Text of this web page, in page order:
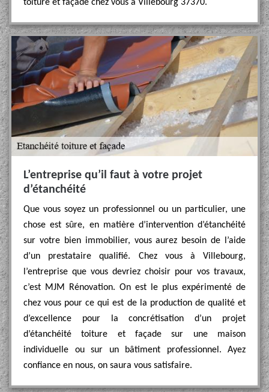
toiture et façade chez vous à Villebourg 37370.
L’entreprise qu’il faut à votre projet
d’étanchéité
Que vous soyez un professionnel ou un particulier, une
chose est sûre, en matière d’intervention d’étanchéité
sur votre bien immobilier, vous aurez besoin de l’aide
d’un prestataire qualifié. Chez vous à Villebourg,
l’entreprise que vous devriez choisir pour vos travaux,
c’est MJM Rénovation. On est le plus expérimenté de
chez vous pour ce qui est de la production de qualité et
d’excellence pour la concrétisation d’un projet
d’étanchéité toiture et façade sur une maison
individuelle ou sur un bâtiment professionnel. Ayez
confiance en nous, on saura vous satisfaire.